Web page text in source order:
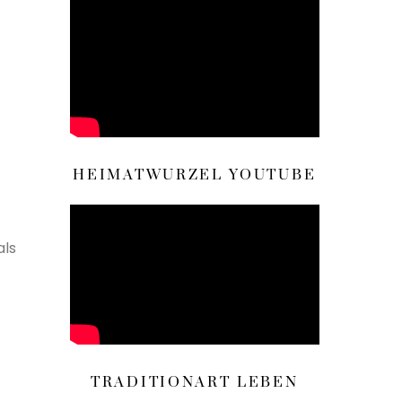
HEIMATWURZEL YOUTUBE
TRADITIONART LEBEN